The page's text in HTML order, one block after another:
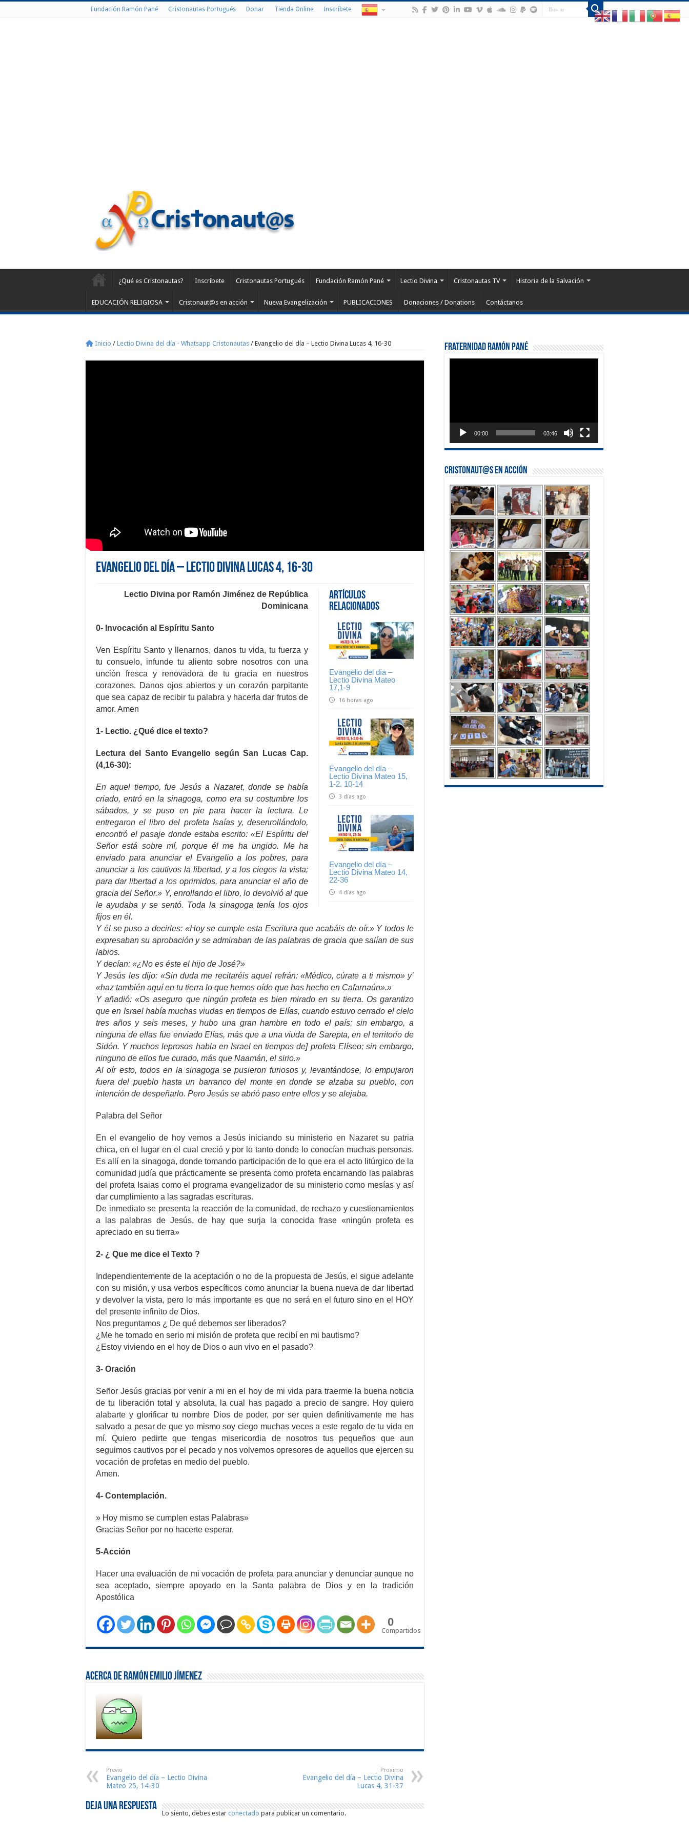
Fundación Ramón Pané Cristonautas Portugués Donar Tienda Online Inscríbete
¿Qué es Cristonautas? Inscríbete Cristonautas Portugués Fundación Ramón Pané Lectio Divina Cristonautas TV Historia de la Salvación
EDUCACIÓN RELIGIOSA Cristonaut@s en acción Nueva Evangelización PUBLICACIONES Donaciones / Donations Contáctanos
Inicio / Lectio Divina del día - Whatsapp Cristonautas / Evangelio del día – Lectio Divina Lucas 4, 16-30
Evangelio del día – Lectio Divina Lucas 4, 16-30
Artículos
Relacionados
Evangelio del día –
Lectio Divina Mateo
17,1-9
16 horas ago
Evangelio del día –
Lectio Divina Mateo 15,
1-2. 10-14
3 días ago
Evangelio del día –
Lectio Divina Mateo 14,
22-36
4 días ago
Lectio Divina por Ramón Jiménez de República
Dominicana
0- Invocación al Espíritu Santo
Ven Espíritu Santo y llenarnos, danos tu vida, tu fuerza y
tu consuelo, infunde tu aliento sobre nosotros con una
unción fresca y renovadora de tu gracia en nuestros
corazones. Danos ojos abiertos y un corazón parpitante
que sea capaz de recibir tu palabra y hacerla dar frutos de
amor. Amen
1- Lectio. ¿Qué dice el texto?
Lectura del Santo Evangelio según San Lucas Cap.
(4,16-30):
En aquel tiempo, fue Jesús a Nazaret, donde se había
criado, entró en la sinagoga, como era su costumbre los
sábados, y se puso en pie para hacer la lectura. Le
entregaron el libro del profeta Isaías y, desenrollándolo,
encontró el pasaje donde estaba escrito: «El Espíritu del
Señor está sobre mí, porque él me ha ungido. Me ha
enviado para anunciar el Evangelio a los pobres, para
anunciar a los cautivos la libertad, y a los ciegos la vista;
para dar libertad a los oprimidos, para anunciar el año de
gracia del Señor.» Y, enrollando el libro, lo devolvió al que
le ayudaba y se sentó. Toda la sinagoga tenía los ojos
fijos en él.
Y él se puso a decirles: «Hoy se cumple esta Escritura que acabáis de oír.» Y todos le
expresaban su aprobación y se admiraban de las palabras de gracia que salían de sus
labios.
Y decían: «¿No es éste el hijo de José?»
Y Jesús les dijo: «Sin duda me recitaréis aquel refrán: «Médico, cúrate a ti mismo» y’
«haz también aquí en tu tierra lo que hemos oído que has hecho en Cafarnaún».»
Y añadió: «Os aseguro que ningún profeta es bien mirado en su tierra. Os garantizo
que en Israel había muchas viudas en tiempos de Elías, cuando estuvo cerrado el cielo
tres años y seis meses, y hubo una gran hambre en todo el país; sin embargo, a
ninguna de ellas fue enviado Elías, más que a una viuda de Sarepta, en el territorio de
Sidón. Y muchos leprosos habla en Israel en tiempos de] profeta Elíseo; sin embargo,
ninguno de ellos fue curado, más que Naamán, el sirio.»
Al oír esto, todos en la sinagoga se pusieron furiosos y, levantándose, lo empujaron
fuera del pueblo hasta un barranco del monte en donde se alzaba su pueblo, con
intención de despeñarlo. Pero Jesús se abrió paso entre ellos y se alejaba.
Palabra del Señor
En el evangelio de hoy vemos a Jesús iniciando su ministerio en Nazaret su patria
chica, en el lugar en el cual creció y por lo tanto donde lo conocían muchas personas.
Es allí en la sinagoga, donde tomando participación de lo que era el acto litúrgico de la
comunidad judía que prácticamente se presenta como profeta encarnando las palabras
del profeta Isaias como el programa evangelizador de su ministerio como mesías y así
dar cumplimiento a las sagradas escrituras.
De inmediato se presenta la reacción de la comunidad, de rechazo y cuestionamientos
a las palabras de Jesús, de hay que surja la conocida frase «ningún profeta es
apreciado en su tierra»
2- ¿ Que me dice el Texto ?
Independientemente de la aceptación o no de la propuesta de Jesús, el sigue adelante
con su misión, y usa verbos específicos como anunciar la buena nueva de dar libertad
y devolver la vista, pero lo más importante es que no será en el futuro sino en el HOY
del presente infinito de Dios.
Nos preguntamos ¿ De qué debemos ser liberados?
¿Me he tomado en serio mi misión de profeta que recibí en mi bautismo?
¿Estoy viviendo en el hoy de Dios o aun vivo en el pasado?
3- Oración
Señor Jesús gracias por venir a mi en el hoy de mi vida para traerme la buena noticia
de tu liberación total y absoluta, la cual has pagado a precio de sangre. Hoy quiero
alabarte y glorificar tu nombre Dios de poder, por ser quien definitivamente me has
salvado a pesar de que yo mismo soy ciego muchas veces a este regalo de tu vida en
mí. Quiero pedirte que tengas misericordia de nosotros tus pequeños que aun
seguimos cautivos por el pecado y nos volvemos opresores de aquellos que ejercen su
vocación de profetas en medio del pueblo.
Amen.
4- Contemplación.
» Hoy mismo se cumplen estas Palabras»
Gracias Señor por no hacerte esperar.
5-Acción
Hacer una evaluación de mi vocación de profeta para anunciar y denunciar aunque no
sea aceptado, siempre apoyado en la Santa palabra de Dios y en la tradición
Apostólica
0
Compartidos
Acerca de Ramón Emilio Jímenez
Previo
Evangelio del día – Lectio Divina
Mateo 25, 14-30
Proximo
Evangelio del día – Lectio Divina
Lucas 4, 31-37
Deja una respuesta
Lo siento, debes estar conectado para publicar un comentario.
Fraternidad Ramón Pané
00:00 03:46
Cristonaut@s en Acción